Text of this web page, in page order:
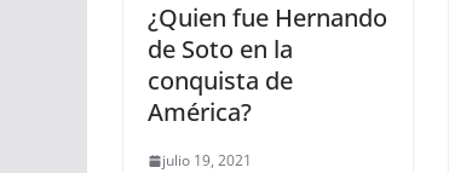
¿Quien fue Hernando
de Soto en la
conquista de
América?
julio 19, 2021